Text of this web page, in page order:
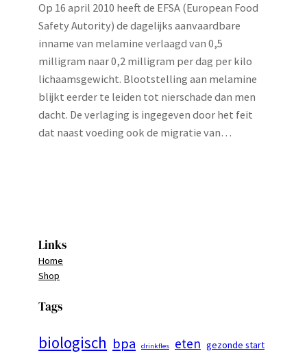
Op 16 april 2010 heeft de EFSA (European Food
Safety Autority) de dagelijks aanvaardbare
inname van melamine verlaagd van 0,5
milligram naar 0,2 milligram per dag per kilo
lichaamsgewicht. Blootstelling aan melamine
blijkt eerder te leiden tot nierschade dan men
dacht. De verlaging is ingegeven door het feit
dat naast voeding ook de migratie van…
Links
Home
Shop
Tags
biologisch bpa drinkfles eten gezonde start